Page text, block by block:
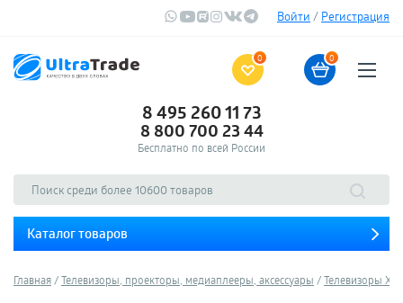
Войти / Регистрация
0 0
8 495 260 11 73
8 800 700 23 44
Бесплатно по всей России
Каталог товаров
Главная Телевизоры, проекторы, медиаплееры, аксессуары Телевизоры